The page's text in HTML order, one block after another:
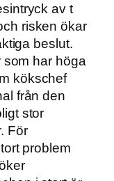
av t
risken ökar
beslut.
som har höga
kökschef
från den
stor
För
problem